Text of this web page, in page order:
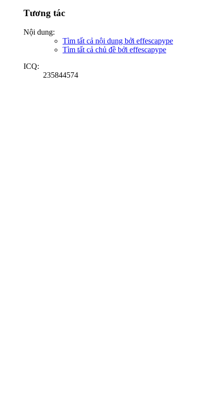
Tương tác
Nội dung:
Tìm tất cả nội dung bởi effescapype
Tìm tất cả chủ đề bởi effescapype
ICQ:
235844574